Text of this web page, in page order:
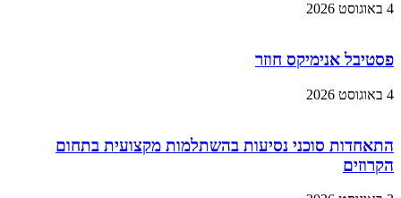
4 באוגוסט 2026
פסטיבל אנימיקס חוזר
4 באוגוסט 2026
התאחדות סוכני נסיעות בהשתלמות מקצועית בתחום
הקרוזים